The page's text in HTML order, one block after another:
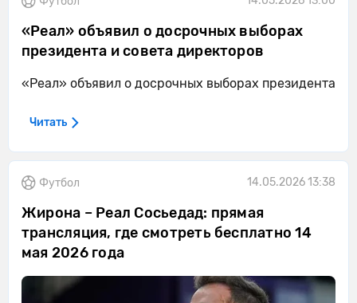
«Реал» объявил о досрочных выборах
президента и совета директоров
«Реал» объявил о досрочных выборах президента
Читать
Футбол 14.05.2026 13:38
Жирона – Реал Сосьедад: прямая
трансляция, где смотреть бесплатно 14
мая 2026 года